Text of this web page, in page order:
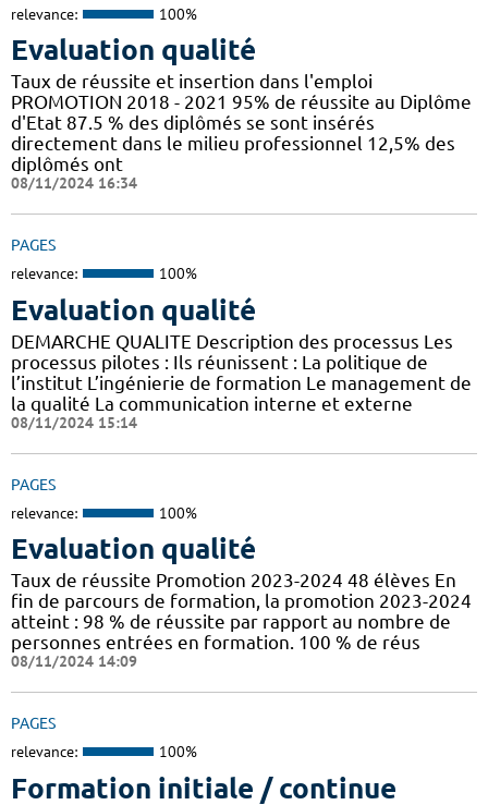
relevance: 100%
Evaluation qualité
Taux de réussite et insertion dans l'emploi
PROMOTION 2018 - 2021 95% de réussite au Diplôme
d'Etat 87.5 % des diplômés se sont insérés
directement dans le milieu professionnel 12,5% des
diplômés ont
08/11/2024 16:34
PAGES
relevance: 100%
Evaluation qualité
DEMARCHE QUALITE Description des processus Les
processus pilotes : Ils réunissent : La politique de
l’institut L’ingénierie de formation Le management de
la qualité La communication interne et externe
08/11/2024 15:14
PAGES
relevance: 100%
Evaluation qualité
Taux de réussite Promotion 2023-2024 48 élèves En
fin de parcours de formation, la promotion 2023-2024
atteint : 98 % de réussite par rapport au nombre de
personnes entrées en formation. 100 % de réus
08/11/2024 14:09
PAGES
relevance: 100%
Formation initiale / continue